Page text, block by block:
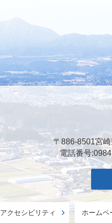
〒886-8501宮崎
電話番号
アクセシビリティ ホームペ